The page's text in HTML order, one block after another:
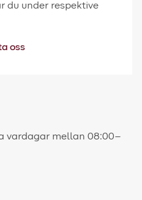
du under respektive
oss
vardagar mellan 08:00–